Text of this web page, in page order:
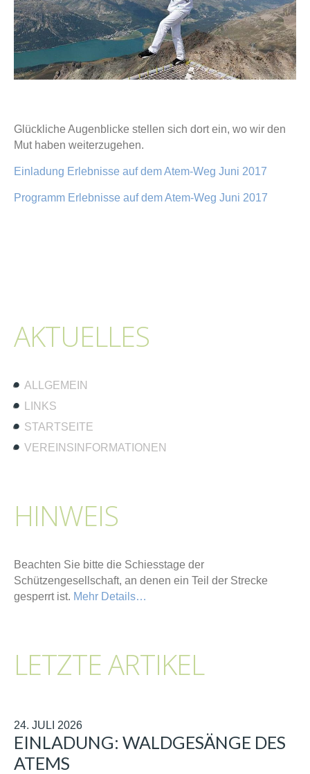
Glückliche Augenblicke stellen sich dort ein, wo wir den
Mut haben weiterzugehen.
Einladung Erlebnisse auf dem Atem-Weg Juni 2017
Programm Erlebnisse auf dem Atem-Weg Juni 2017
AKTUELLES
ALLGEMEIN
LINKS
STARTSEITE
VEREINSINFORMATIONEN
HINWEIS
Beachten Sie bitte die Schiesstage der
Schützengesellschaft, an denen ein Teil der Strecke
gesperrt ist. Mehr Details…
LETZTE ARTIKEL
24. JULI 2026
EINLADUNG: WALDGESÄNGE DES
ATEMS